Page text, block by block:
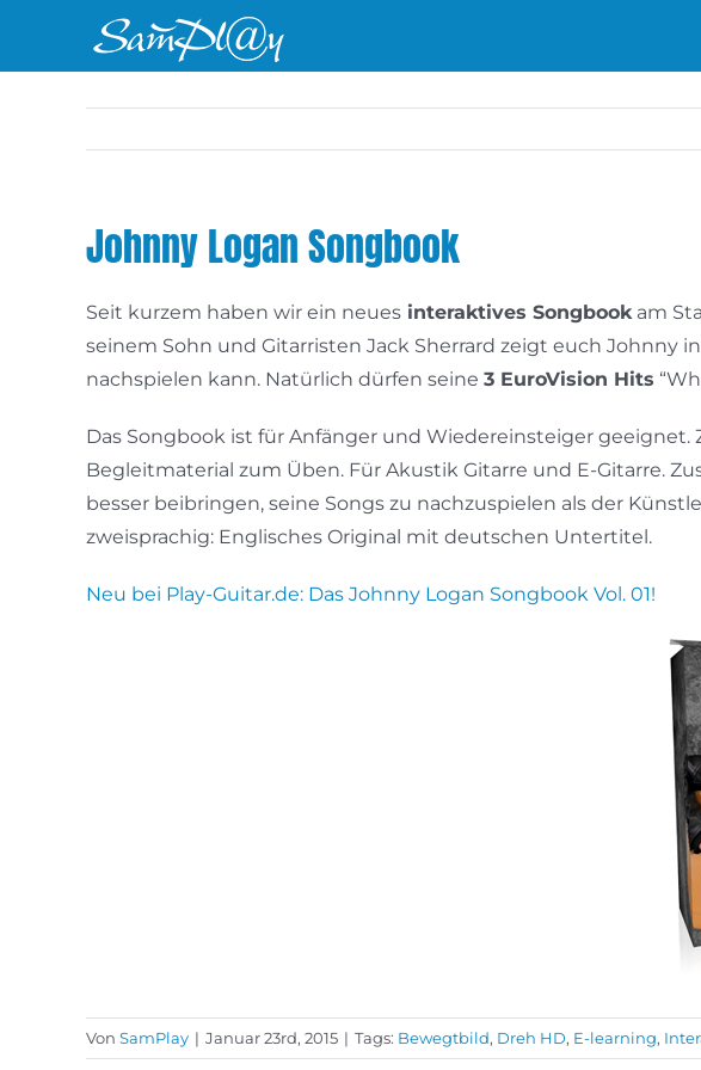
Johnny Logan Songbook
Seit kurzem haben wir ein neues interaktives Songbookam
seinem Sohn und Gitarristen Jack Sherrard zeigt euch Johnny
nachspielen kann. Natürlich dürfen seine 3 EuroVision Hits
Das Songbook ist für Anfänger und Wiedereinsteiger
Begleitmaterial zum Üben. Für Akustik Gitarre und E-Gitarre.
besser beibringen, seine Songs zu nachzuspielen als der
zweisprachig: Englisches Original mit deutschen Untertitel.
Neu bei Play-Guitar.de: Das Johnny Logan Songbook Vol. 01!
Von SamPlay | Januar 23rd, 2015 | Tags: Bewegtbild, Dreh HD, E-learning,